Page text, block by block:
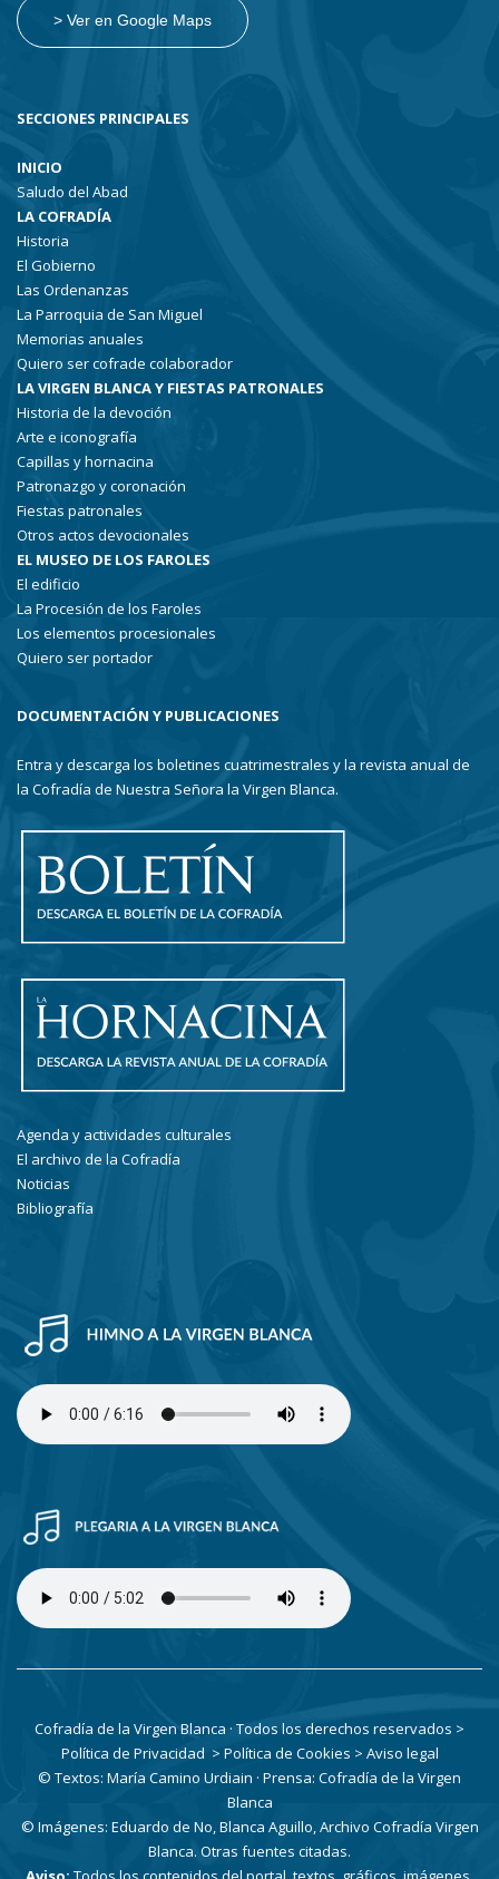
> Ver en Google Maps
SECCIONES PRINCIPALES
INICIO
Saludo del Abad
LA COFRADÍA
Historia
El Gobierno
Las Ordenanzas
La Parroquia de San Miguel
Memorias anuales
Quiero ser cofrade colaborador
LA VIRGEN BLANCA Y FIESTAS PATRONALES
Historia de la devoción
Arte e iconografía
Capillas y hornacina
Patronazgo y coronación
Fiestas patronales
Otros actos devocionales
EL MUSEO DE LOS FAROLES
El edificio
La Procesión de los Faroles
Los elementos procesionales
Quiero ser portador
DOCUMENTACIÓN Y PUBLICACIONES
Entra y descarga los boletines cuatrimestrales y la revista anual de
la Cofradía de Nuestra Señora la Virgen Blanca.
Agenda y actividades culturales
El archivo de la Cofradía
Noticias
Bibliografía
Cofradía de la Virgen Blanca · Todos los derechos reservados >
Política de Privacidad > Política de Cookies > Aviso legal
© Textos: María Camino Urdiain · Prensa: Cofradía de la Virgen
Blanca
© Imágenes: Eduardo de No, Blanca Aguillo, Archivo Cofradía Virgen
Blanca. Otras fuentes citadas.